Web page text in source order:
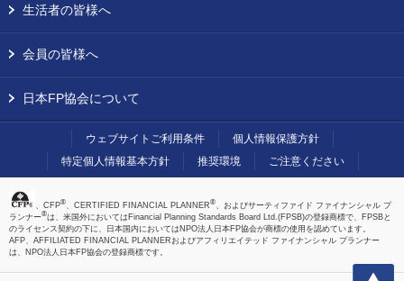
上へ
生活者の皆様へ
会員の皆様へ
日本FP協会について
ウェブサイトご利用条件
個人情報保護方針
特定個人情報基本方針
推奨環境 ご注意ください
、CFP®、CERTIFIED FINANCIAL PLANNER®、およびサーティファイド ファイナンシャル プ
ランナー®は、米国外においてはFinancial Planning Standards Board Ltd.(FPSB)の登録商標で、FPSBと
のライセンス契約の下に、日本国内においてはNPO法人日本FP協会が商標の使用を認めています。
AFP、AFFILIATED FINANCIAL PLANNERおよびアフィリエイテッド ファイナンシャル プランナー
は、NPO法人日本FP協会の登録商標です。